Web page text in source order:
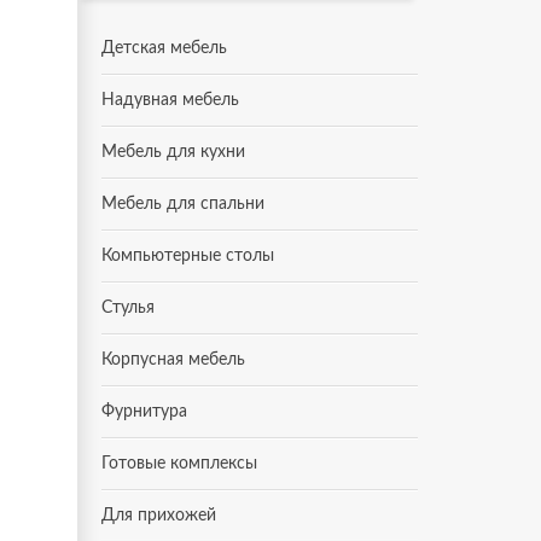
Детская мебель
Надувная мебель
Мебель для кухни
Мебель для спальни
Компьютерные столы
Стулья
Корпусная мебель
Фурнитура
Готовые комплексы
Для прихожей